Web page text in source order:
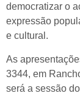
democratizar o
expressão
e cultural.
As
3344, em
será a sessão